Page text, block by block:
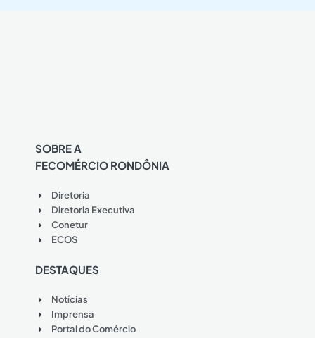
SOBRE A
FECOMÉRCIO RONDÔNIA
Diretoria
Diretoria Executiva
Conetur
ECOS
DESTAQUES
Notícias
Imprensa
Portal do Comércio